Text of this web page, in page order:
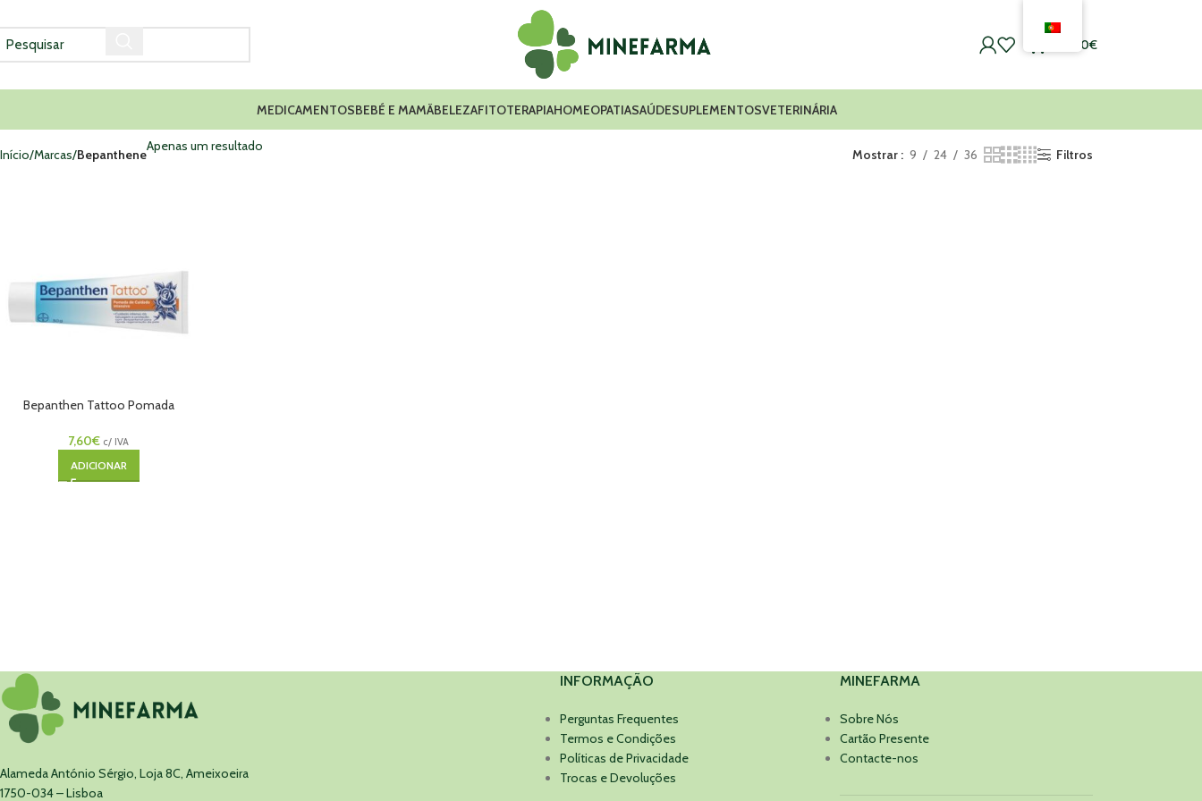
0,00€
MEDICAMENTOSBEBÉ E MAMÃBELEZAFITOTERAPIAHOMEOPATIASAÚDESUPLEMENTOSVETERINÁRIA
Início Marcas Bepanthene
Apenas um resultado
Mostrar 9 24 36 Filtros
Bepanthen Tattoo Pomada
7,60€ c/ IVA
ADICIONAR
Alameda António Sérgio, Loja 8C, Ameixoeira
1750-034 – Lisboa
INFORMAÇÃO
Perguntas Frequentes
Termos e Condições
Políticas de Privacidade
Trocas e Devoluções
MINEFARMA
Sobre Nós
Cartão Presente
Contacte-nos